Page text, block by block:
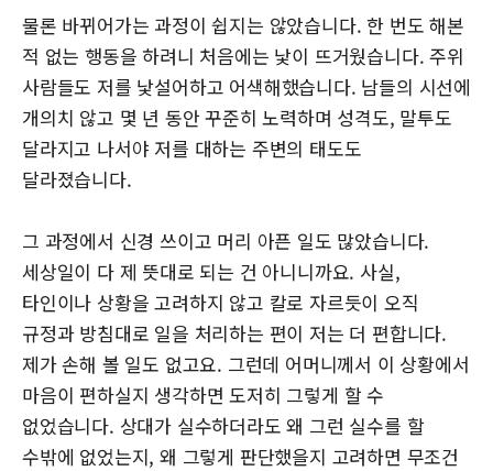
물론 바뀌어가는 과정이 쉽지는 않았습니다. 한 번도 해본
적 없는 행동을 하려니 처음에는 낯이 뜨거웠습니다. 주위
사람들도 저를 낯설어하고 어색해했습니다. 남들의 시선에
개의치 않고 몇 년 동안 꾸준히 노력하며 성격도, 말투도
달라지고 나서야 저를 대하는 주변의 태도도
달라졌습니다.
그 과정에서 신경 쓰이고 머리 아픈 일도 많았습니다.
세상일이 다 제 뜻대로 되는 건 아니니까요. 사실,
타인이나 상황을 고려하지 않고 칼로 자르듯이 오직
규정과 방침대로 일을 처리하는 편이 저는 더 편합니다.
제가 손해 볼 일도 없고요. 그런데 어머니께서 이 상황에서
마음이 편하실지 생각하면 도저히 그렇게 할 수
없었습니다. 상대가 실수하더라도 왜 그런 실수를 할
수밖에 없었는지, 왜 그렇게 판단했을지 고려하면 무조건